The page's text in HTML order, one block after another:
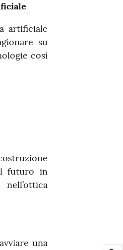
artificiale
su
così
futuro in
una